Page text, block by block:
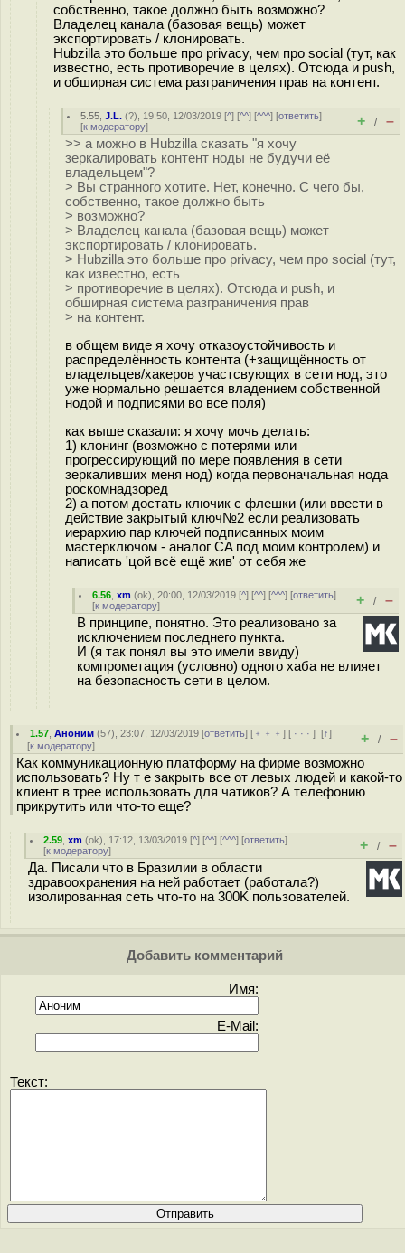
собственно, такое должно быть возможно?
Владелец канала (базовая вещь) может
экспортировать / клонировать.
Hubzilla это больше про privacy, чем про social (тут, как
известно, есть противоречие в целях). Отсюда и push,
и обширная система разграничения прав на контент.
5.55 ,J.L. (?), 19:50, 12/03/2019 [^] [^^] [^^^] [ответить]
[к модератору] + / –
>> а можно в Hubzilla сказать "я хочу
зеркалировать контент ноды не будучи её
владельцем"?
> Вы странного хотите. Нет, конечно. С чего бы,
собственно, такое должно быть
> возможно?
> Владелец канала (базовая вещь) может
экспортировать / клонировать.
> Hubzilla это больше про privacy, чем про social (тут,
как известно, есть
> противоречие в целях). Отсюда и push, и
обширная система разграничения прав
> на контент.
в общем виде я хочу отказоустойчивость и
распределённость контента (+защищённость от
владельцев/хакеров участсвующих в сети нод, это
уже нормально решается владением собственной
нодой и подписями во все поля)
как выше сказали: я хочу мочь делать:
1) клонинг (возможно с потерями или
прогрессирующий по мере появления в сети
зеркаливших меня нод) когда первоначальная нода
роскомнадзоред
2) а потом достать ключик с флешки (или ввести в
действие закрытый ключ№2 если реализовать
иерархию пар ключей подписанных моим
мастерключом - аналог CA под моим контролем) и
написать 'цой всё ещё жив' от себя же
6.56 ,xm (ok), 20:00, 12/03/2019 [^] [^^] [^^^] [ответить]
[к модератору] + / –
В принципе, понятно. Это реализовано за
исключением последнего пункта.
И (я так понял вы это имели ввиду)
компрометация (условно) одного хаба не влияет
на безопасность сети в целом.
1.57 ,Аноним (57), 23:07, 12/03/2019 [ответить] [ ﹢﹢﹢] [ · · ·][↑]
[к модератору] + / –
Как коммуникационную платформу на фирме возможно
использовать? Ну т е закрыть все от левых людей и какой-то
клиент в трее использовать для чатиков? А телефонию
прикрутить или что-то еще?
2.59 ,xm (ok), 17:12, 13/03/2019 [^] [^^] [^^^] [ответить]
[к модератору] + / –
Да. Писали что в Бразилии в области
здравоохранения на ней работает (работала?)
изолированная сеть что-то на 300K пользователей.
Добавить комментарий
Имя:
E-Mail:
Текст: